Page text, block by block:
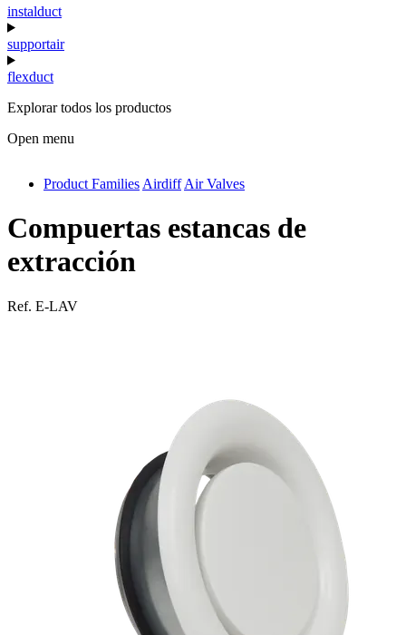
instalduct
supportair
flexduct
Explorar todos los productos
Open menu
antivib
supportair
Product Families Airdiff Air Valves
Compuertas estancas de
extracción
Ref. E-LAV